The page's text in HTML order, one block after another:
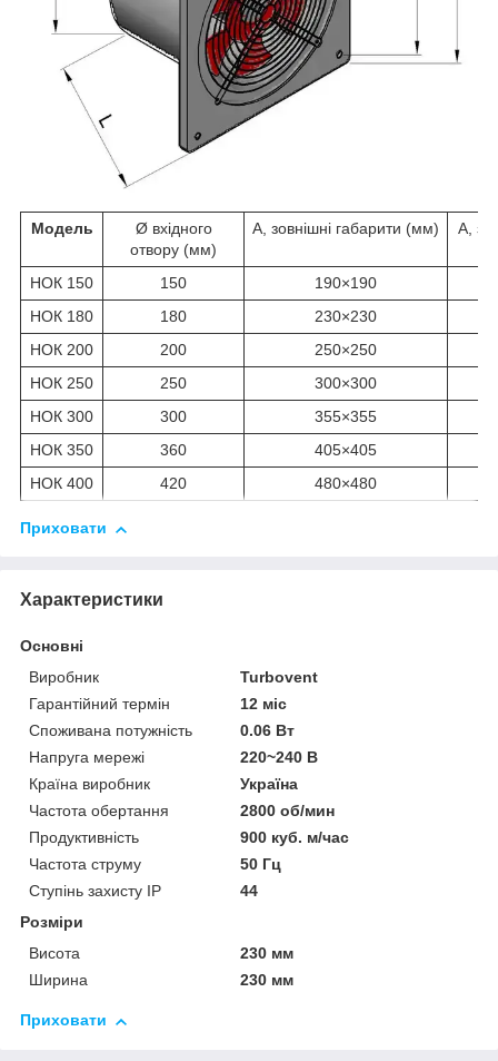
Модель
Ø вхідного
отвору (мм)
А, зовнішні габарити (мм) А,
НОК 150 150
190×190
НОК 180
180
230×230
НОК 200
200
250×250
НОК 250
250
300×300
НОК 300
300
355×355
НОК 350
360
405×405
НОК 400
420 480×480
Приховати
Характеристики
Основні
Виробник
Turbovent
Гарантійний термін
12 міс
Споживана потужність
0.06 Вт
Напруга мережі
220~240 В
Країна виробник
Україна
Частота обертання
2800 об/мин
Продуктивність
900 куб. м/час
Частота струму
50 Гц
Ступінь захисту IP
44
Розміри
Висота
230 мм
Ширина
230 мм
Приховати